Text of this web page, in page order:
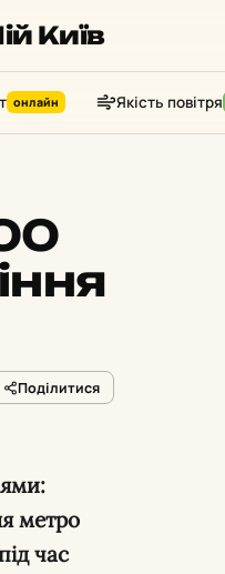
Київ
онлайн Якість повітря
Поділитися
метро
час